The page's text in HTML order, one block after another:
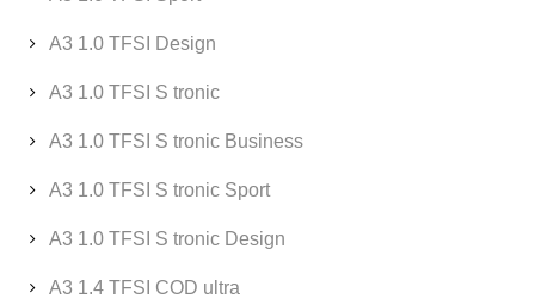
A3 1.0 TFSI Design
A3 1.0 TFSI S tronic
A3 1.0 TFSI S tronic Business
A3 1.0 TFSI S tronic Sport
A3 1.0 TFSI S tronic Design
A3 1.4 TFSI COD ultra